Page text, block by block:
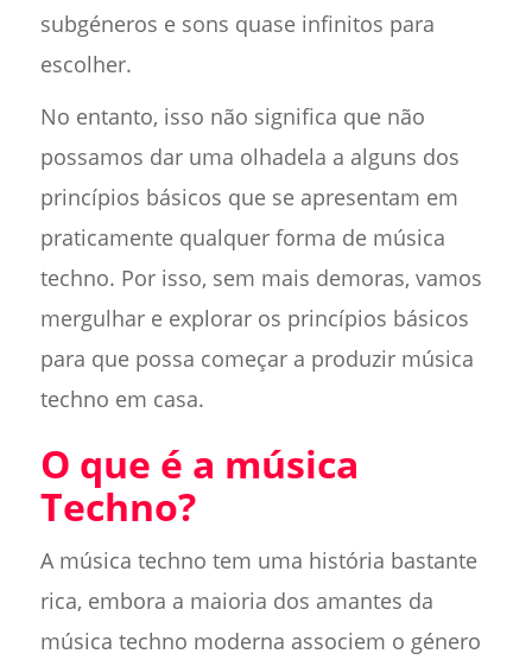
subgéneros e sons quase infinitos para
escolher.
No entanto, isso não significa que não
possamos dar uma olhadela a alguns dos
princípios básicos que se apresentam em
praticamente qualquer forma de música
techno. Por isso, sem mais demoras, vamos
mergulhar e explorar os princípios básicos
para que possa começar a produzir música
techno em casa.
O que é a música
Techno?
A música techno tem uma história bastante
rica, embora a maioria dos amantes da
música techno moderna associem o género